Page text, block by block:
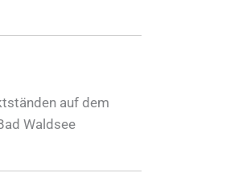
auf dem
Waldsee